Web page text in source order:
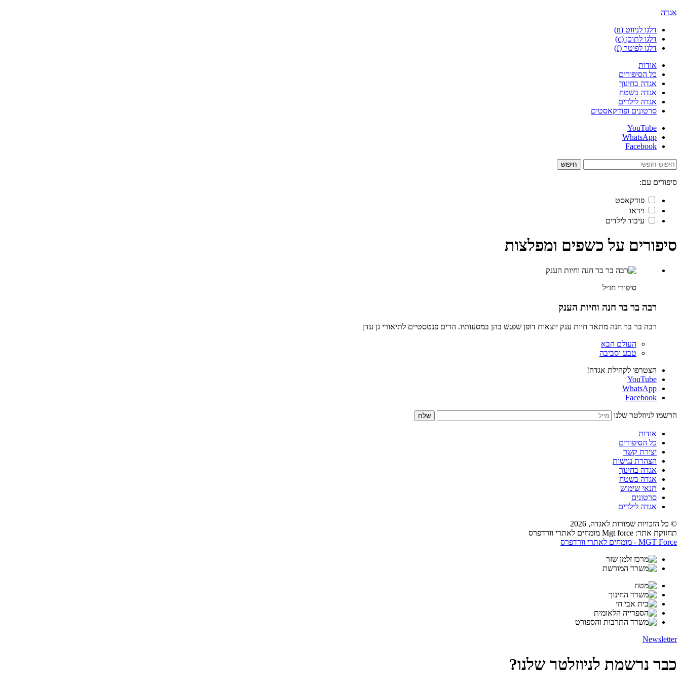
אגדה
דלגו לניווט (n)
דלגו לתוכן (c)
דלגו לפוטר (f)
אודות
כל הסיפורים
אגדה בחינוך
אגדה בשטח
אגדה לילדים
סרטונים ופודקאסטים
YouTube
WhatsApp
Facebook
חיפוש
סיפורים עם:
פודקאסט
וידאו
עיבוד לילדים
סיפורים על כשפים ומפלצות
סיפורי חז״ל
רבה בר בר חנה וחיות הענק
רבה בר בר חנה מתאר חיות ענק יוצאות דופן שפגש בהן במסעותיו. הדים פנטסטיים לתיאורי גן עדן
העולם הבא
טבע וסביבה
הצטרפו לקהילת אגדה!
YouTube
WhatsApp
Facebook
הרשמו לניוזלטר שלנו שלח
אודות
כל הסיפורים
יצירת קשר
הצהרת נגישות
אגדה בחינוך
אגדה בשטח
תנאי שימוש
סרטונים
אגדה לילדים
© כל הזכויות שמורות לאגדה, 2026
תחזוקת אתר: Mgt force מומחים לאתרי וורדפרס
MGT Force - מומחים לאתרי וורדפרס
Newsletter
כבר נרשמת לניוזלטר שלנו?